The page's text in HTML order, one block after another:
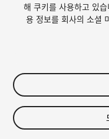
$15
세금/부가세는 결제 시 반영
해 쿠키를 사용하고 있
용 정보를 회사의 소셜